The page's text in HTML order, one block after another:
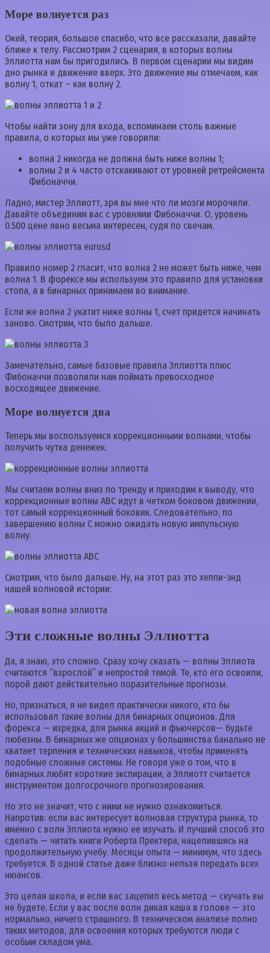
Море волнуется раз
Окей, теория, большое спасибо, что все рассказали, давайте
ближе к телу. Рассмотрим 2 сценария, в которых волны
Эллиотта нам бы пригодились. В первом сценарии мы видим
дно рынка и движение вверх. Это движение мы отмечаем, как
волну 1, откат – как волну 2.
Чтобы найти зону для входа, вспоминаем столь важные
правила, о которых мы уже говорили:
волна 2 никогда не должна быть ниже волны 1;
волны 2 и 4 часто отскакивают от уровней ретрейсмента
Фибоначчи.
Ладно, мистер Эллиотт, зря вы мне что ли мозги морочили.
Давайте объединим вас с уровнями Фибоначчи. О, уровень
0.500 цене явно весьма интересен, судя по свечам.
Правило номер 2 гласит, что волна 2 не может быть ниже, чем
волна 1. В форексе мы используем это правило для установки
стопа, а в бинарных принимаем во внимание.
Если же волна 2 укатит ниже волны 1, счет придется начинать
заново. Смотрим, что было дальше.
Замечательно, самые базовые правила Эллиотта плюс
Фибоначчи позволили нам поймать превосходное
восходящее движение.
Море волнуется два
Теперь мы воспользуемся коррекционными волнами, чтобы
получить чутка денежек.
Мы считаем волны вниз по тренду и приходим к выводу, что
коррекционные волны ABC идут в четком боковом движении,
тот самый коррекционный боковик. Следовательно, по
завершению волны C можно ожидать новую импульсную
волну.
Смотрим, что было дальше. Ну, на этот раз это хеппи-энд
нашей волновой истории:
Эти сложные волны Эллиотта
Да, я знаю, это сложно. Сразу хочу сказать — волны Эллиота
считаются “взрослой” и непростой темой. Те, кто его освоили,
порой дают действительно поразительные прогнозы.
Но, признаться, я не видел практически никого, кто бы
использовал такие волны для бинарных опционов. Для
форекса — изредка, для рынка акций и фьючерсов— будьте
любезны. В бинарных же опционах у большинства банально не
хватает терпения и технических навыков, чтобы применять
подобные сложные системы. Не говоря уже о том, что в
бинарных любят короткие экспирации, а Эллиотт считается
инструментом долгосрочного прогнозирования.
Но это не значит, что с ними не нужно ознакомиться.
Напротив: если вас интересует волновая структура рынка, то
именно с волн Эллиота нужно ее изучать. И лучший способ это
сделать — читать книги Роберта Пректера, нацелившись на
продолжительную учебу. Месяцы опыта — минимум, что здесь
требуется. В одной статье даже близко нельзя передать всех
нюансов.
Это целая школа, и если вас зацепил весь метод — скучать вы
не будете. Если у вас после волн дикая каша в голове — это
нормально, ничего страшного. В техническом анализе полно
таких методов, для освоения которых требуются люди с
особым складом ума.